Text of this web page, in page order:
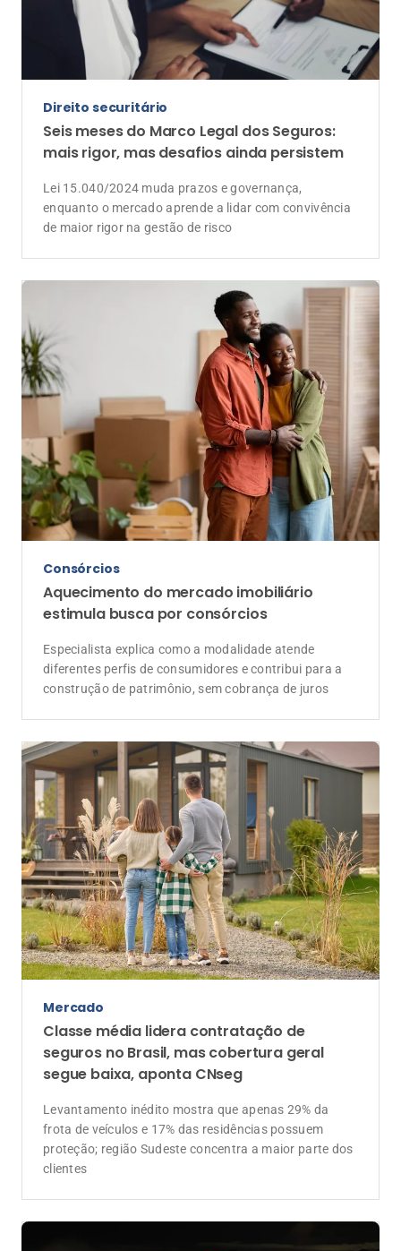
Direito securitário
Seis meses do Marco Legal dos Seguros:
mais rigor, mas desafios ainda persistem
Lei 15.040/2024 muda prazos e governança,
enquanto o mercado aprende a lidar com convivência
de maior rigor na gestão de risco
Consórcios
Aquecimento do mercado imobiliário
estimula busca por consórcios
Especialista explica como a modalidade atende
diferentes perfis de consumidores e contribui para a
construção de patrimônio, sem cobrança de juros
Mercado
Classe média lidera contratação de
seguros no Brasil, mas cobertura geral
segue baixa, aponta CNseg
Levantamento inédito mostra que apenas 29% da
frota de veículos e 17% das residências possuem
proteção; região Sudeste concentra a maior parte dos
clientes